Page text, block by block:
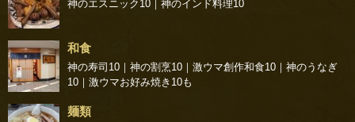
神のエスニック10 ｜ 神のインド料理10
和食
神の寿司10 ｜ 神の割烹10 ｜ 激ウマ創作和食10 ｜ 神のうなぎ
10 ｜ 激ウマお好み焼き10も
麺類